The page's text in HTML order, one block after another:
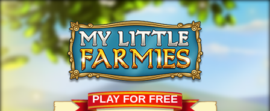
PLAY FOR FREE